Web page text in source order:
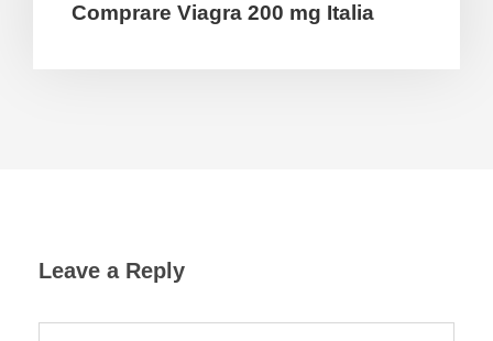
Comprare Viagra 200 mg Italia
Leave a Reply